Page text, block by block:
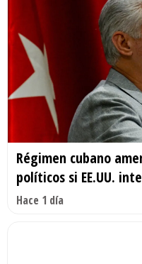
Régimen cubano
políticos si EE.UU.
Hace 1 día